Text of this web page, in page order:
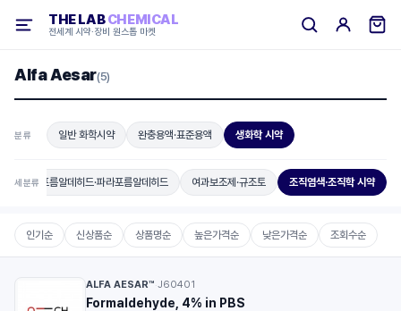
THE LABCHEMICAL
전세계 시약·장비 원스톱 마켓
Alfa Aesar(5)
분류 일반 화학시약 완충용액·표준용액 생화학 시약
세분류
질 포름알데히드·파라포름알데히드 여과보조제·규조토 조직염색·조직학 시약
인기순 신상품순 상품명순 높은가격순 낮은가격순 조회수순
ALFA AESAR™ J60401
Formaldehyde, 4% in PBS